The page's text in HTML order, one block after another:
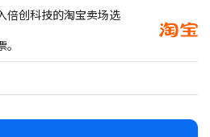
倍创科技的淘宝卖场选